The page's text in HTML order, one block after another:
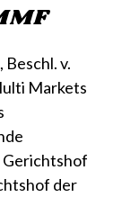
v.
Markets
Gerichtshof
der